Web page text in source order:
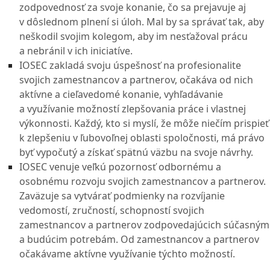
zodpovednosť za svoje konanie, čo sa prejavuje aj
v dôslednom plnení si úloh. Mal by sa správať tak, aby
neškodil svojim kolegom, aby im nesťažoval prácu
a nebránil v ich iniciatíve.
IOSEC zakladá svoju úspešnosť na profesionalite
svojich zamestnancov a partnerov, očakáva od nich
aktívne a cieľavedomé konanie, vyhľadávanie
a využívanie možností zlepšovania práce i vlastnej
výkonnosti. Každý, kto si myslí, že môže niečím prispieť
k zlepšeniu v ľubovoľnej oblasti spoločnosti, má právo
byť vypočutý a získať spätnú väzbu na svoje návrhy.
IOSEC venuje veľkú pozornosť odbornému a
osobnému rozvoju svojich zamestnancov a partnerov.
Zaväzuje sa vytvárať podmienky na rozvíjanie
vedomostí, zručností, schopností svojich
zamestnancov a partnerov zodpovedajúcich súčasným
a budúcim potrebám. Od zamestnancov a partnerov
očakávame aktívne využívanie týchto možností.